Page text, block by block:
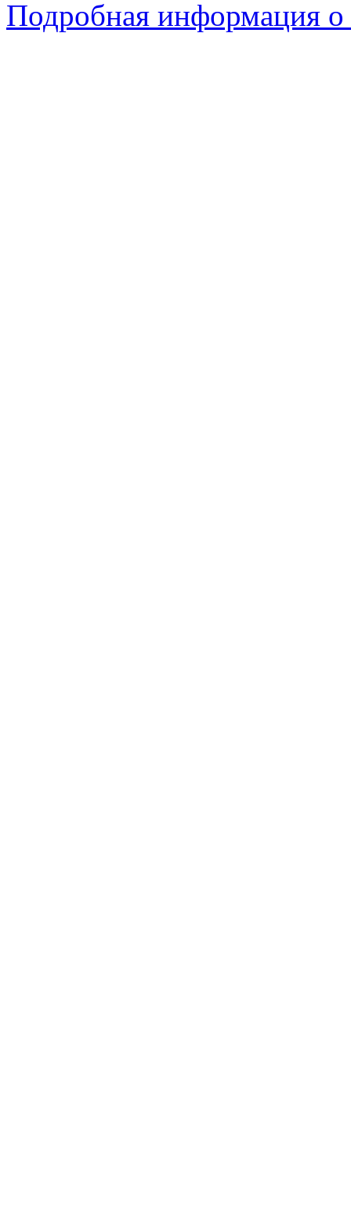
Подробная информация